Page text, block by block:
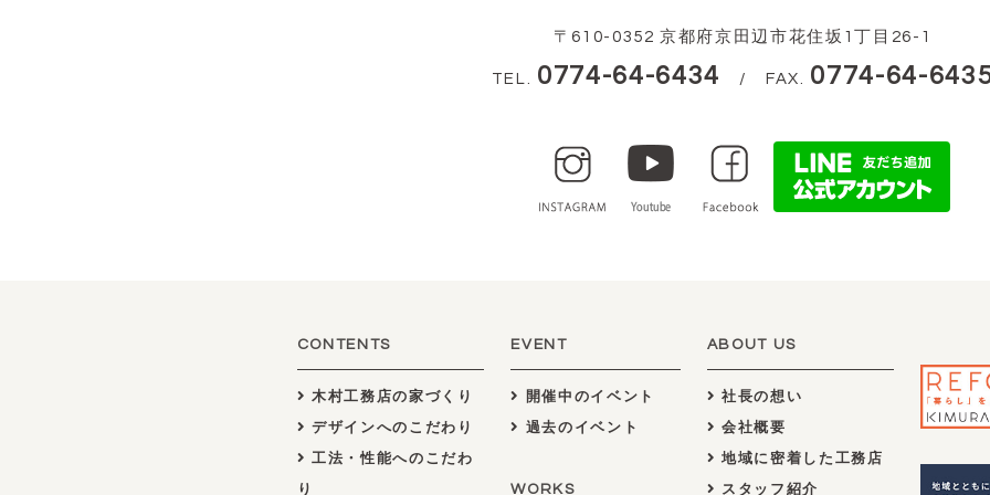
〒610-0352 京都府京田辺市花住坂1丁目26-1
TEL. 0774-64-6434 / FAX. 0774-64-
CONTENTS
木村工務店の家づくり
デザインへのこだわり
工法・性能へのこだわ
り
EVENT
開催中のイベント
過去のイベント
WORKS
ABOUT US
社長の想い
会社概要
地域に密着した工務店
スタッフ紹介